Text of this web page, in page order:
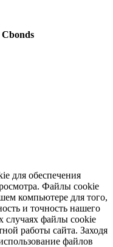
для обеспечения
Файлы cookie
компьютере для того,
и точность нашего
случаях файлы cookie
работы сайта. Заходя
файлов